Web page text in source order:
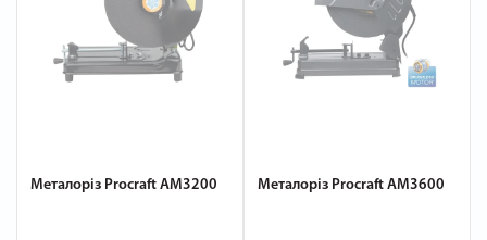
Металоріз Procraft AM3200 Металоріз Procraft AM3600